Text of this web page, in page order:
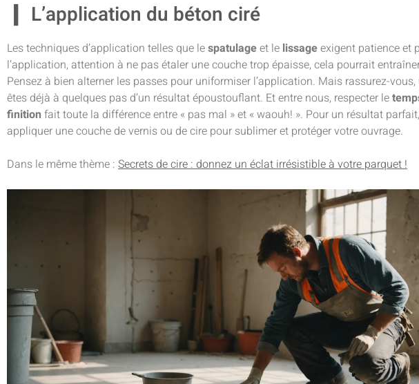
L’application du béton ciré
Les techniques d’application telles que lespatulageet le lissageexigent patience et
l’application, attention à ne pas étaler une couche trop épaisse, cela pourrait
Pensez à bien alterner les passes pour uniformiser l’application. Mais rassurez-
êtes déjà à quelques pas d’un résultat époustouflant. Et entre nous, respecter le
finition fait toute la différence entre « pas mal » et « waouh! ». Pour un résultat
appliquer une couche de vernis ou de cire pour sublimer et protéger votre ouvrage.
Dans le même thème : Secrets de cire : donnez un éclat irrésistible à votre parquet !